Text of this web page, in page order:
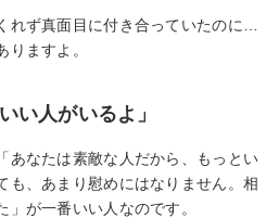
れず真面目に付き合っていたのに…
りますよ。
い人がいるよ」
あなたは素敵な人だから、もっとい
も、あまり慰めにはなりません。相
が一番いい人なのです。